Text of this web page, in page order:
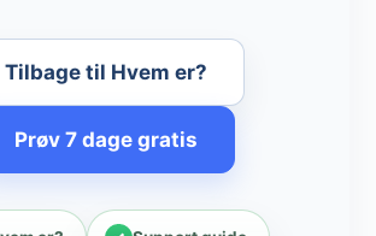
Tilbage til Hvem er?
Prøv 7 dage gratis